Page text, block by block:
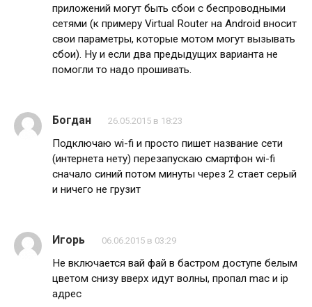
приложений могут быть сбои с беспроводными
сетями (к примеру Virtual Router на Android вносит
свои параметры, которые мотом могут вызывать
сбои). Ну и если два предыдущих варианта не
помогли то надо прошивать.
Богдан 26.05.2015 в 18:23
Подключаю wi-fi и просто пишет название сети
(интернета нету) перезапускаю смартфон wi-fi
сначало синий потом минуты через 2 стает серый
и ничего не грузит
Игорь 06.06.2015 в 03:29
Не включается вай фай в бастром доступе белым
цветом снизу вверх идут волны, пропал mac и ip
адрес